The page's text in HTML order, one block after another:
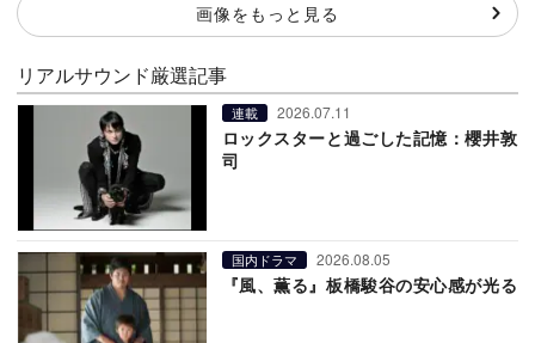
画像をもっと見る
リアルサウンド厳選記事
連載 2026.07.11
ロックスターと過ごした記憶：櫻井敦
司
国内ドラマ 2026.08.05
『風、薫る』板橋駿谷の安心感が光る